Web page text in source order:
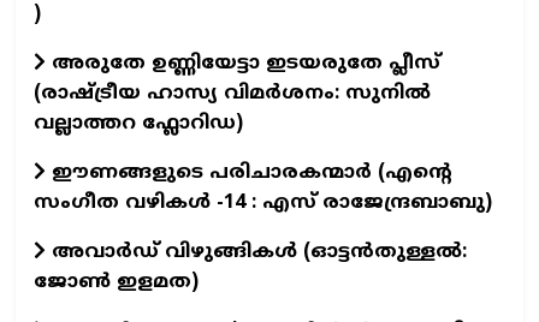
)
അരുതേ ഉണ്ണിയേട്ടാ ഇടയരുതേ പ്ലീസ്
(രാഷ്ട്രീയ ഹാസ്യ വിമർശനം: സുനിൽ
വല്ലാത്തറ ഫ്ലോറിഡ)
ഈണങ്ങളുടെ പരിചാരകന്മാര്‍ (എന്‍റെ
സംഗീത വഴികള്‍ -14 : എസ് രാജേന്ദ്രബാബു)
അവാർഡ് വിഴുങ്ങികൾ (ഓട്ടൻതുള്ളൽ:
ജോൺ ഇളമത)